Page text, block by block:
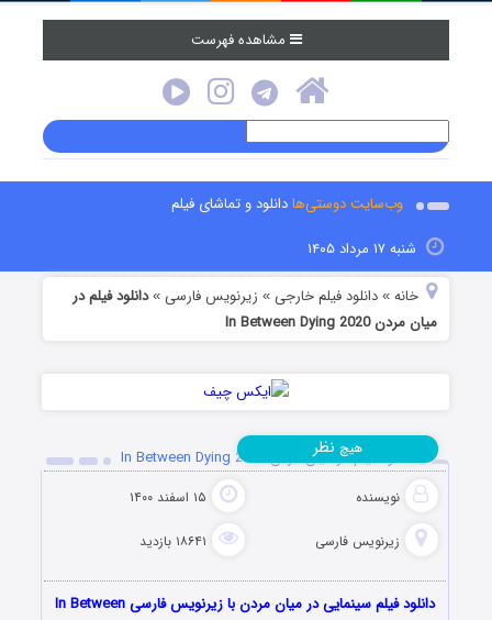
مشاهده فهرست
وب‌سایت دوستی‌هادانلود و تماشای فیلم
شنبه ۱۷ مرداد ۱۴۰۵
خانه »دانلود فیلم خارجی » زیرنویس فارسی »دانلود فیلم در
میان مردن In Between Dying 2020
دانلود فیلم در میان مردن In Between Dying 2020
نویسنده ۱۵ اسفند ۱۴۰۰
زیرنویس فارسی ۱۸۶۴۱ بازدید
هیچ نظر
دانلود فیلم سینمایی در میان مردن با زیرنویس فارسی In Between